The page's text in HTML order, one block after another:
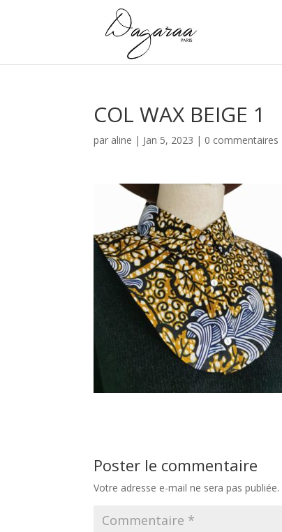
COL WAX BEIGE 1
par aline | Jan 5, 2023 | 0 commentaires
Poster le commentaire
Votre adresse e-mail ne sera pas publiée.